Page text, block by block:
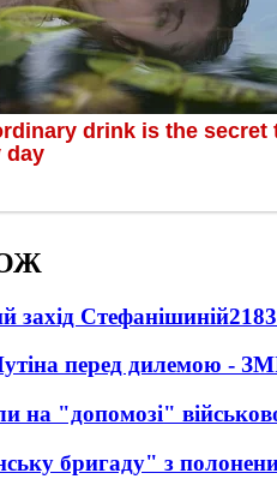
захід Стефанішиній
перед дилемою -
на "допомозі"
бригаду" з